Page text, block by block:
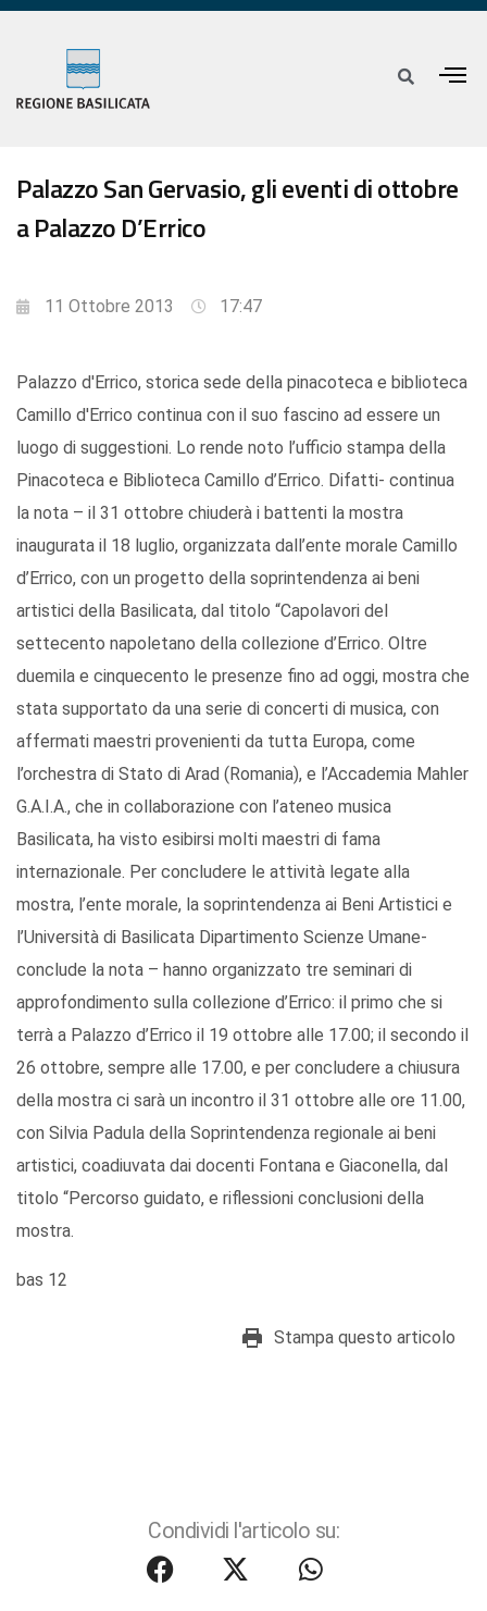
Palazzo San Gervasio, gli eventi di ottobre
a Palazzo D’Errico
11 Ottobre 2013 17:47
Palazzo d'Errico, storica sede della pinacoteca e biblioteca
Camillo d'Errico continua con il suo fascino ad essere un
luogo di suggestioni. Lo rende noto l’ufficio stampa della
Pinacoteca e Biblioteca Camillo d’Errico. Difatti- continua
la nota – il 31 ottobre chiuderà i battenti la mostra
inaugurata il 18 luglio, organizzata dall’ente morale Camillo
d’Errico, con un progetto della soprintendenza ai beni
artistici della Basilicata, dal titolo “Capolavori del
settecento napoletano della collezione d’Errico. Oltre
duemila e cinquecento le presenze fino ad oggi, mostra che
stata supportato da una serie di concerti di musica, con
affermati maestri provenienti da tutta Europa, come
l’orchestra di Stato di Arad (Romania), e l’Accademia Mahler
G.A.I.A., che in collaborazione con l’ateneo musica
Basilicata, ha visto esibirsi molti maestri di fama
internazionale. Per concludere le attività legate alla
mostra, l’ente morale, la soprintendenza ai Beni Artistici e
l’Università di Basilicata Dipartimento Scienze Umane-
conclude la nota – hanno organizzato tre seminari di
approfondimento sulla collezione d’Errico: il primo che si
terrà a Palazzo d’Errico il 19 ottobre alle 17.00; il secondo il
26 ottobre, sempre alle 17.00, e per concludere a chiusura
della mostra ci sarà un incontro il 31 ottobre alle ore 11.00,
con Silvia Padula della Soprintendenza regionale ai beni
artistici, coadiuvata dai docenti Fontana e Giaconella, dal
titolo “Percorso guidato, e riflessioni conclusioni della
mostra.
bas 12
Stampa questo articolo
Condividi l'articolo su: